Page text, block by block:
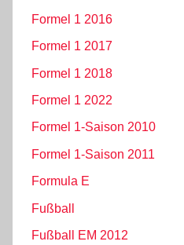
Formel 1 2016
Formel 1 2017
Formel 1 2018
Formel 1 2022
Formel 1-Saison 2010
Formel 1-Saison 2011
Formula E
Fußball
Fußball EM 2012